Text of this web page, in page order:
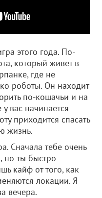
этого года. По-
который живет в
где не
роботы. Он находит
по-кошачьи и на
вас начинается
приходится спасать
жизнь.
Сначала тебе очень
но ты быстро
кайф от того, как
локации. Я
вечера.